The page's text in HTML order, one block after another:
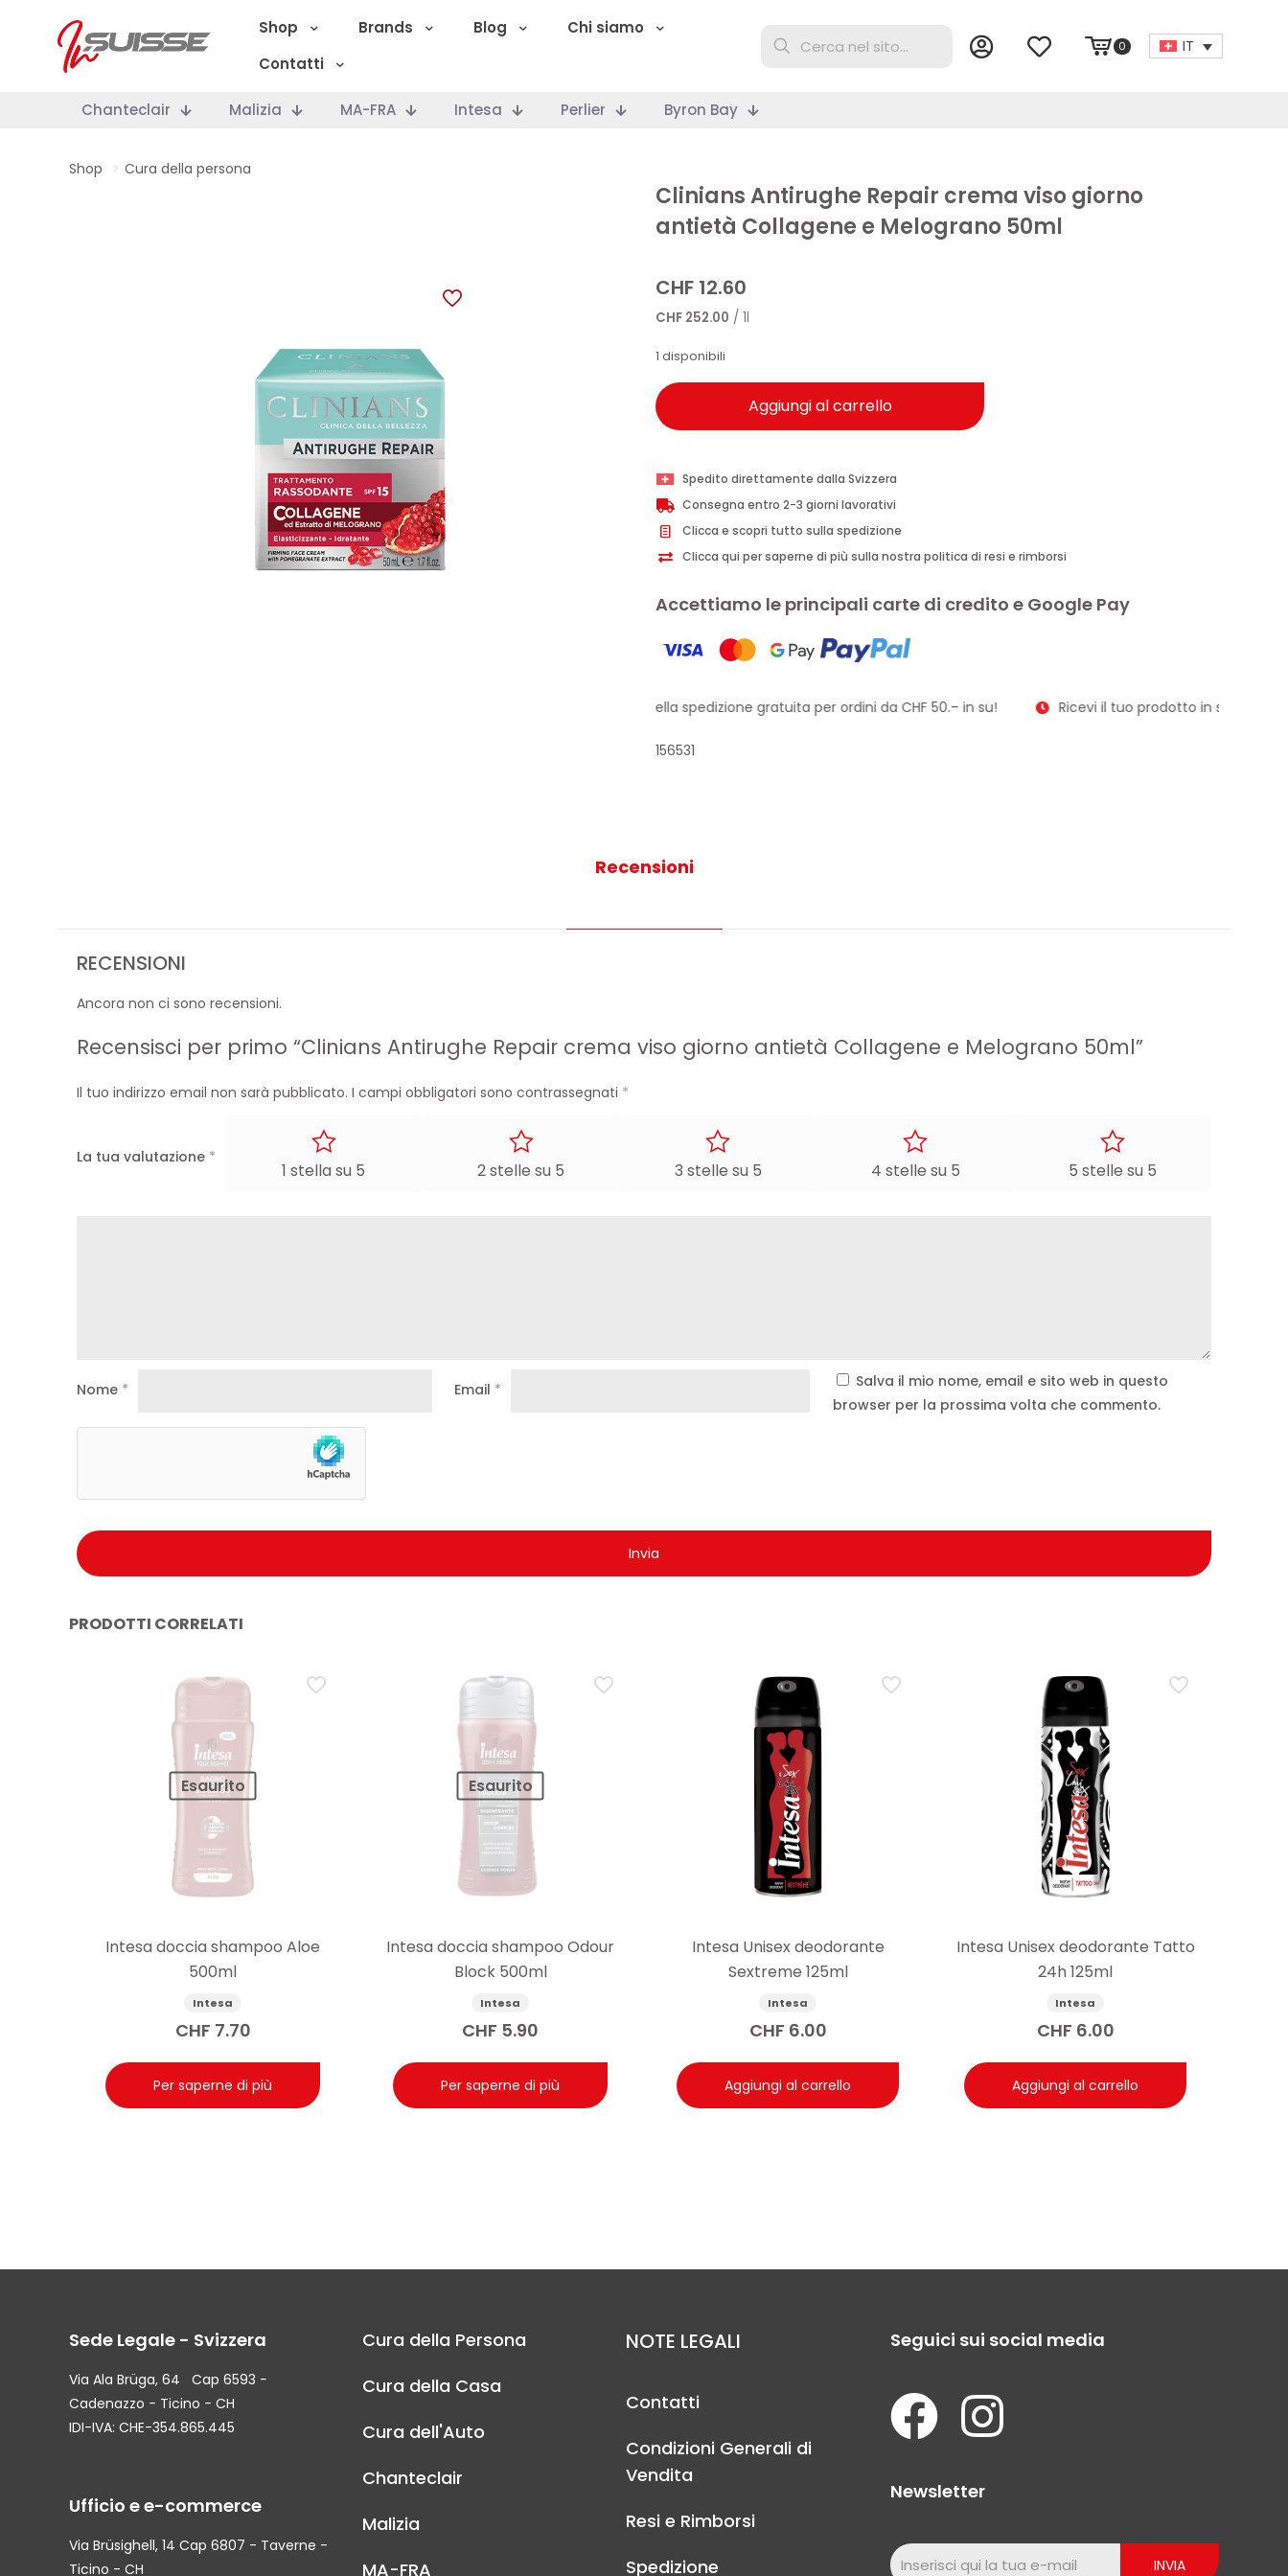
Shop Brands Blog
Chi siamo
Contatti
0 IT
Chanteclair Malizia MA-FRA Intesa Perlier Byron Bay
Shop > Cura della persona
Clinians Antirughe Repair crema viso giorno
antietà Collagene e Melograno 50ml
CHF 12.60
CHF 252.00 / 1l
1 disponibili
Aggiungi al carrello
Spedito direttamente dalla Svizzera
Consegna entro 2-3 giorni lavorativi
Clicca e scopri tutto sulla spedizione
Clicca qui per saperne di più sulla nostra politica di resi e rimborsi
Accettiamo le principali carte di credito e Google Pay
Approfitta della spedizione gratuita per ordini da CHF 50.– in su! Ricevi il tuo prodotto in soli 2–3
156531
Recensioni
RECENSIONI
Ancora non ci sono recensioni.
Recensisci per primo “Clinians Antirughe Repair crema viso giorno antietà Collagene e Melograno 50ml”
Il tuo indirizzo email non sarà pubblicato. I campi obbligatori sono contrassegnati *
La tua valutazione *
1 stella su 5 2 stelle su 5 3 stelle su 5 4 stelle su 5 5 stelle su 5
Nome * Email *
Salva il mio nome, email e sito web in questo
browser per la prossima volta che commento.
PRODOTTI CORRELATI
Esaurito
Intesa doccia shampoo Aloe
500ml
Intesa
CHF 7.70
Per saperne di più
Esaurito
Intesa doccia shampoo Odour
Block 500ml
Intesa
CHF 5.90
Per saperne di più
Intesa Unisex deodorante
Sextreme 125ml
Intesa
CHF 6.00
Aggiungi al carrello
Intesa Unisex deodorante Tatto
24h 125ml
Intesa
CHF 6.00
Aggiungi al carrello
Sede Legale - Svizzera
Via Ala Brüga, 64 Cap 6593 -
Cadenazzo - Ticino - CH
IDI-IVA: CHE-354.865.445
Ufficio e e-commerce
Via Brüsighell, 14 Cap 6807 - Taverne -
Ticino - CH
Cura della Persona
Cura della Casa
Cura dell'Auto
Chanteclair
Malizia
MA-FRA
NOTE LEGALI
Contatti
Condizioni Generali di
Vendita
Resi e Rimborsi
Spedizione
Seguici sui social media
Newsletter